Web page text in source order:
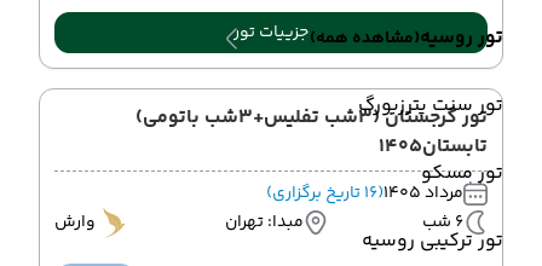
تور روسیه(مشاهده همه)
تور سنت پترزبورگ
تور مسکو
تور ترکیبی روسیه
جزییات تور
تور گرجستان (3شب تفلیس+3شب باتومی)
تابستان1405
مرداد 1405
(16 تاریخ برگزاری)
6 شب
مبدا: تهران وارش